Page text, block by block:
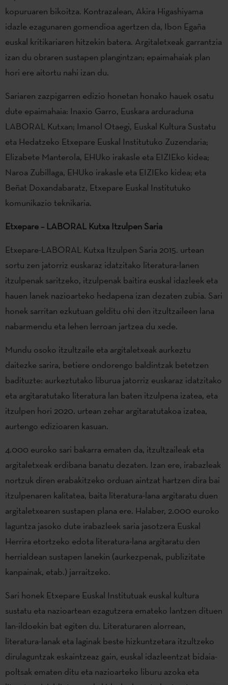
kopuruaren bikoitza. Kontrazalean, Akira Higashiyama
idazle ezagunaren gomendioa agertzen da, Ibon Egaña
euskal kritikariaren hitzekin batera. Argitaletxeak garrantzia
izan du obraren sustapen plangintzan; epaimahaiak plan
hori ere aitortu nahi izan du.
Sariaren zazpigarren edizio honetan honako hauek osatu
dute epaimahaia: Inaxio Garro, Euskara arduraduna
LABORAL Kutxan; Imanol Otaegi, Euskal Kultura Sustatu
eta Hedatzeko Etxepare Euskal Institutuko Zuzendaria;
Elizabete Manterola, EHUko irakasle eta EIZIEko kidea;
Naroa Zubillaga, EHUko irakasle eta EIZIEko kidea; eta
Beñat Doxandabaratz, Etxepare Euskal Institutuko
komunikazio teknikaria.
Etxepare – LABORAL Kutxa Itzulpen Saria
Etxepare-LABORAL Kutxa Itzulpen Saria 2015. urtean
sortu zen jatorriz euskaraz idatzitako literatura-lanen
itzulpenak saritzeko, itzulpenak baitira euskal idazleek eta
hauen lanek nazioarteko hedapena izan dezaten zubia. Sari
honek sarritan ezkutuan gelditu ohi den itzultzaileen lana
nabarmendu eta lehen lerroan jartzea du xede.
Mundu osoko itzultzaile eta argitaletxeak aurkeztu
daitezke sarira, betiere ondorengo baldintzak betetzen
badituzte: aurkeztutako liburua jatorriz euskaraz idatzitako
eta argitaratutako literatura lan baten itzulpena izatea, eta
itzulpen hori 2020. urtean zehar argitaratutakoa izatea,
aurtengo edizioaren kasuan.
4.000 euroko sari bakarra ematen da, itzultzaileak eta
argitaletxeak erdibana banatu dezaten. Izan ere, irabazleak
nortzuk diren erabakitzeko orduan aintzat hartzen dira bai
itzulpenaren kalitatea, baita literatura-lana argitaratu duen
argitaletxearen sustapen plana ere. Halaber, 2.000 euroko
laguntza jasoko dute irabazleek saria jasotzera Euskal
Herrira etortzeko edota literatura-lana argitaratu den
herrialdean sustapen lanekin (aurkezpenak, publizitate
kanpainak, etab.) jarraitzeko.
Sari honek Etxepare Euskal Institutuak euskal kultura
sustatu eta nazioartean ezagutzera emateko lantzen dituen
lan-ildoekin bat egiten du. Literaturaren alorrean,
literatura-lanak eta laginak beste hizkuntzetara itzultzeko
dirulaguntzak eskaintzeaz gain, euskal idazleentzat bidaia-
poltsak ematen ditu eta nazioarteko liburu azoka eta